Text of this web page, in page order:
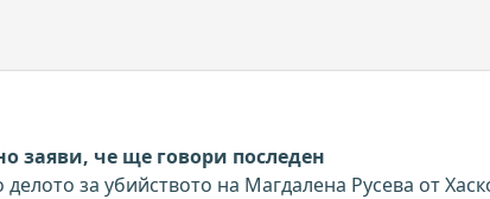
заяви, че ще говори последен
за убийството на Магдалена Русева от